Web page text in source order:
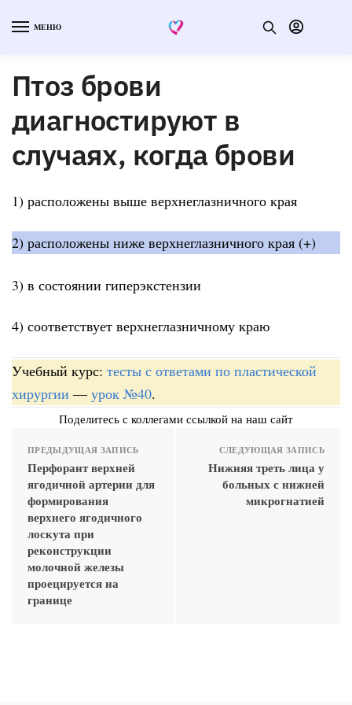
МЕНЮ
Птоз брови
диагностируют в
случаях, когда брови
1) расположены выше верхнеглазничного края
2) расположены ниже верхнеглазничного края (+)
3) в состоянии гиперэкстензии
4) соответствует верхнеглазничному краю
Учебный курс: тесты с ответами по пластической
хирургии — урок №40.
Поделитесь с коллегами ссылкой на наш сайт
ПРЕДЫДУЩАЯ ЗАПИСЬ
Перфорант верхней
ягодичной артерии для
формирования
верхнего ягодичного
лоскута при
реконструкции
молочной железы
проецируется на
границе
СЛЕДУЮЩАЯ ЗАПИСЬ
Нижняя треть лица у
больных с нижней
микрогнатией